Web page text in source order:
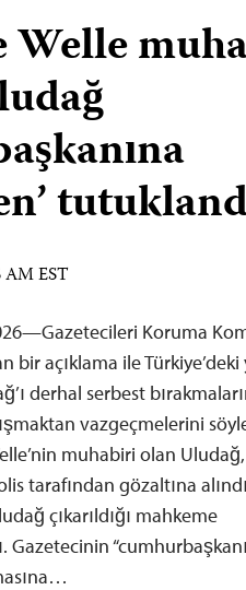
Welle
AM EST
Koruma
bir açıklama ile
derhal serbest
vazgeçmelerini
muhabiri olan
tarafından gözaltına
çıkarıldığı mahkeme
Gazetecinin